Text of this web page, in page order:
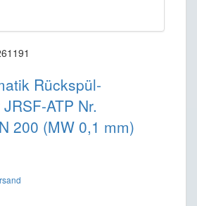
Rückspül-
ATP Nr.
200 (MW 0,1 mm)